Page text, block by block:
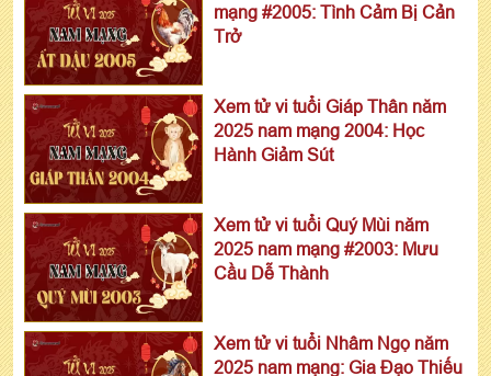
mạng #2005: Tình Cảm Bị Cản
Trở
Xem tử vi tuổi Giáp Thân năm
2025 nam mạng 2004: Học
Hành Giảm Sút
Xem tử vi tuổi Quý Mùi năm
2025 nam mạng #2003: Mưu
Cầu Dễ Thành
Xem tử vi tuổi Nhâm Ngọ năm
2025 nam mạng: Gia Đạo Thiếu